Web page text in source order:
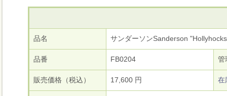
品名 サンダーソンSanderson
品番 FB0204 管
販売価格（税込） 17,600 円 在